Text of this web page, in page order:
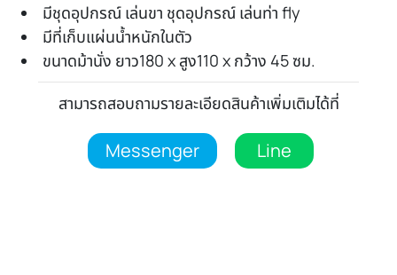
มีชุดอุปกรณ์ เล่นขา ชุดอุปกรณ์ เล่นท่า fly
มีที่เก็บแผ่นน้ำหนักในตัว
ขนาดม้านั่ง ยาว180 x สูง110 x กว้าง 45 ซม.
สามารถสอบถามรายละเอียดสินค้าเพิ่มเติมได้ที่
Messenger Line